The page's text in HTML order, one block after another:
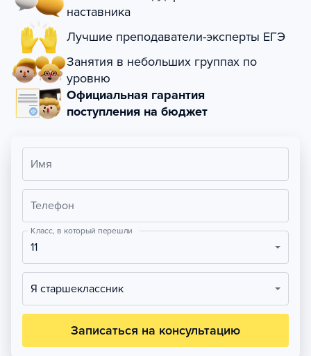
наставника
Лучшие преподаватели-эксперты ЕГЭ
Занятия в небольших группах по
уровню
Официальная гарантия
поступления на бюджет
Имя
Телефон
Класс, в который перешли
11
Я старшеклассник
Записаться на консультацию